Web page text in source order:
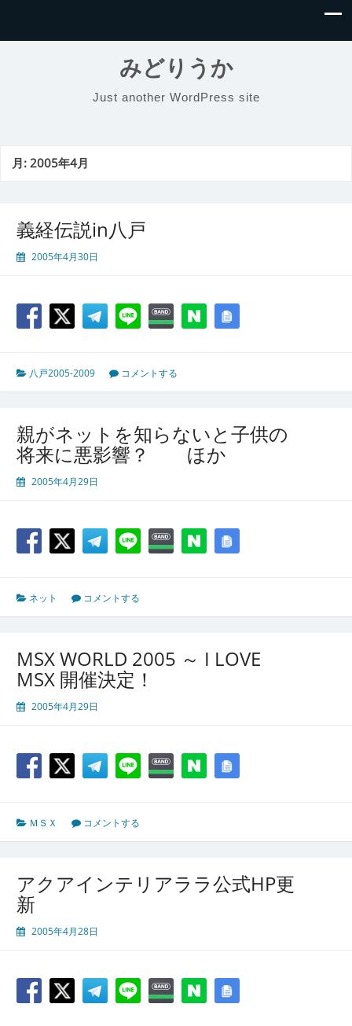
みどりうか
Just another WordPress site
月:2005年4月
義経伝説in八戸
2005年4月30日
八戸2005-2009 コメントする
親がネットを知らないと子供の
将来に悪影響？ ほか
2005年4月29日
ネット コメントする
MSX WORLD 2005 ～ I LOVE
MSX 開催決定！
2005年4月29日
ＭＳＸ コメントする
アクアインテリアララ公式HP更
新
2005年4月28日